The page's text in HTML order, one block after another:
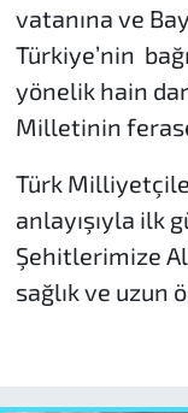
vatanına ve
Türkiye’nin
yönelik hain
Milletinin
Türk
anlayışıyla ilk
Şehitlerimize
sağlık ve uzun